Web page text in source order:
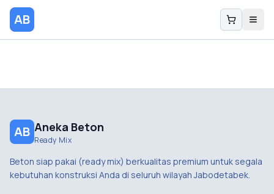
AB
AB Aneka Beton
Ready Mix
Beton siap pakai (ready mix) berkualitas premium untuk segala
kebutuhan konstruksi Anda di seluruh wilayah Jabodetabek.